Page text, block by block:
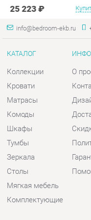
Кровати
Матрасы
Комоды
Шкафы
КОНТАКТЫ
Шоурум и склад
Адрес: г. Екатеринбург,
Базовый, 47
Телефон: +7 (903) 000-00-00